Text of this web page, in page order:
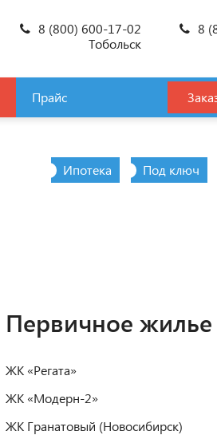
8 (800) 600-17-02
Тобольск
8
Прайс
Ипотека Под ключ
Первичное жилье
ЖК «Регата»
ЖК «Модерн-2»
ЖК Гранатовый (Новосибирск)